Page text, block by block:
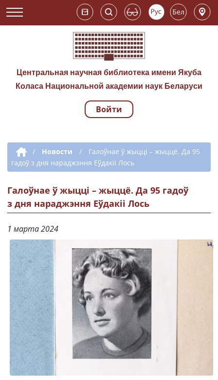
Центральная научная библиотека имени Якуба
Коласа Национальной академии наук Беларуси
Навигация по
Войти
Дополнительная навигация
/ Новости /
Галоўнае ў жыцці – жыццё. Да 95
гадоў з дня нараджэння Еўдакіі Лось
Галоўнае ў жыцці – жыццё. Да 95 гадоў
з дня нараджэння Еўдакіі Лось
1 марта 2024